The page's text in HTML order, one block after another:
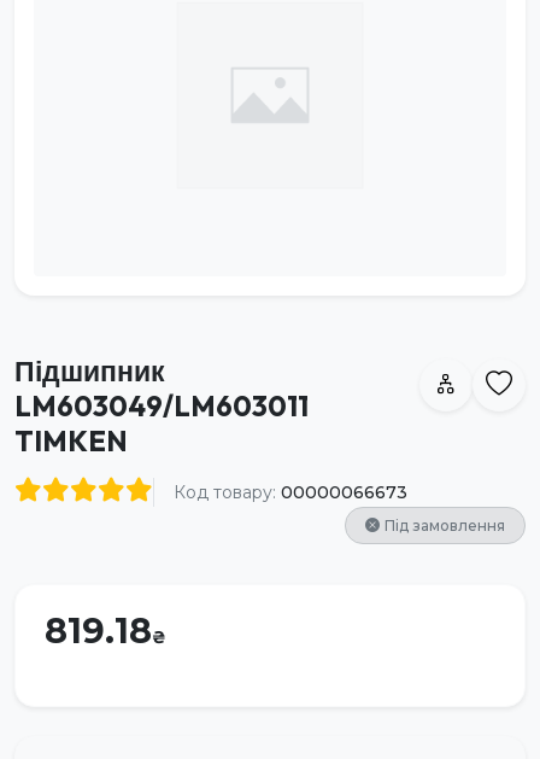
Підшипник
LM603049/LM603011
TIMKEN
Код товару: 00000066673
Під замовлення
819.18